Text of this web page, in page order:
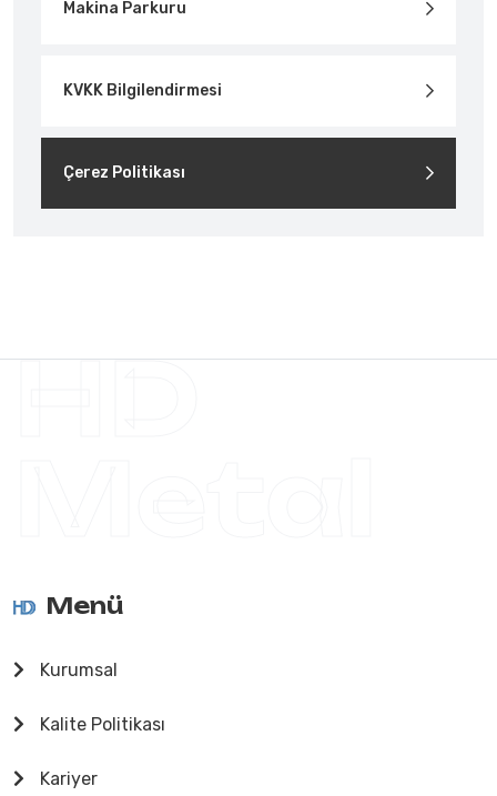
Makina Parkuru
KVKK Bilgilendirmesi
Çerez Politikası
HD
Menü
Kurumsal
Kalite Politikası
Kariyer